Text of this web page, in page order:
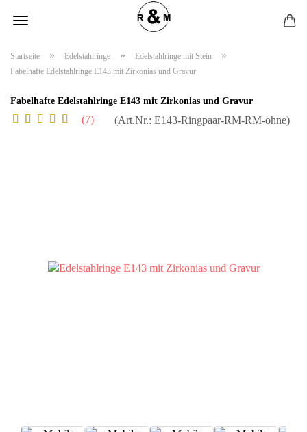
Startseite » Edelstahlringe » Edelstahlringe mit Stein »
Fabelhafte Edelstahlringe E143 mit Zirkonias und Gravur
Fabelhafte Edelstahlringe E143 mit Zirkonias und Gravur
7 (Art.Nr.: E143-Ringpaar-RM-RM-ohne)